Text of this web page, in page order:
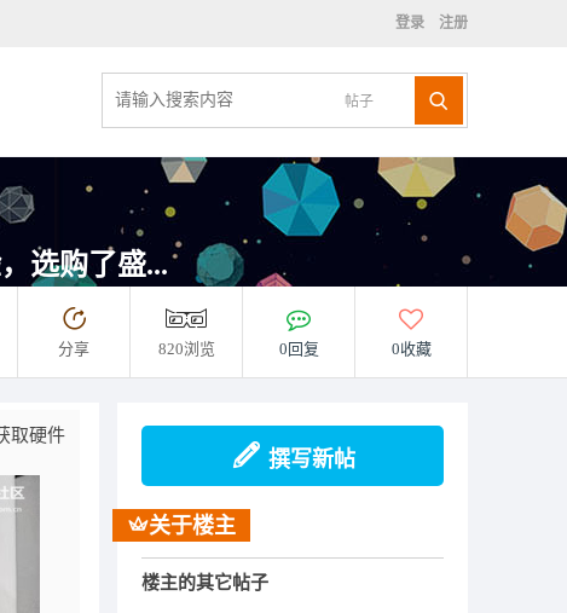
登录 注册
帖子
选购了盛...
分享 820浏览 0回复 0收藏
取硬件
撰写新帖
关于楼主
楼主的其它帖子